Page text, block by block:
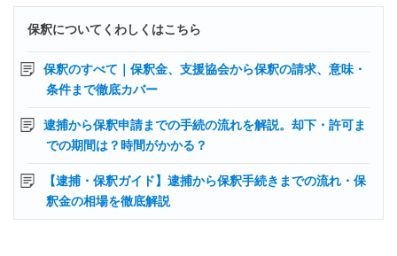
保釈についてくわしくはこちら
保釈のすべて｜保釈金、支援協会から保釈の請求、意味・
条件まで徹底カバー
逮捕から保釈申請までの手続の流れを解説。却下・許可ま
での期間は？時間がかかる？
【逮捕・保釈ガイド】逮捕から保釈手続きまでの流れ・保
釈金の相場を徹底解説